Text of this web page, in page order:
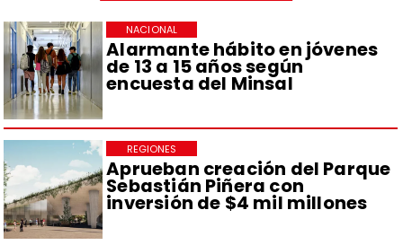
Alarmante hábito en jóvenes
de 13 a 15 años según
encuesta del Minsal
NACIONAL
Aprueban creación del Parque
Sebastián Piñera con
inversión de $4 mil millones
REGIONES